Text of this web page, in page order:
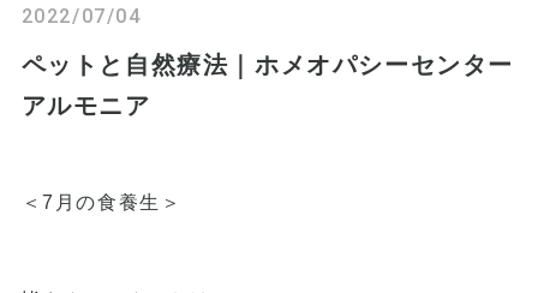
2022/07/04
ペットと自然療法｜ホメオパシーセンター
アルモニア
＜7月の食養生＞